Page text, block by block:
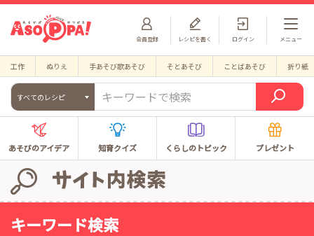
会員登録 ログイン
レシピを書く メニュー
工作 ぬりえ 手あそび歌あそび そとあそび ことばあそび 折り紙
すべてのレシピ
あそびのアイデア 知育クイズ くらしのトピック プレゼント
キーワード検索